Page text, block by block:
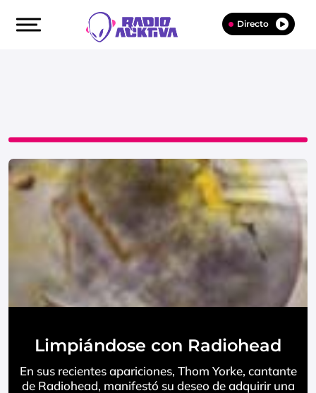
Directo
Limpiándose con Radiohead
En sus recientes apariciones, Thom Yorke, cantante
de Radiohead, manifestó su deseo de adquirir una